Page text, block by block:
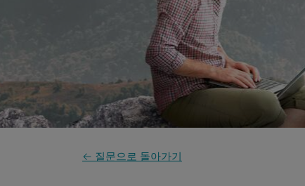
← 질문으로 돌아가기